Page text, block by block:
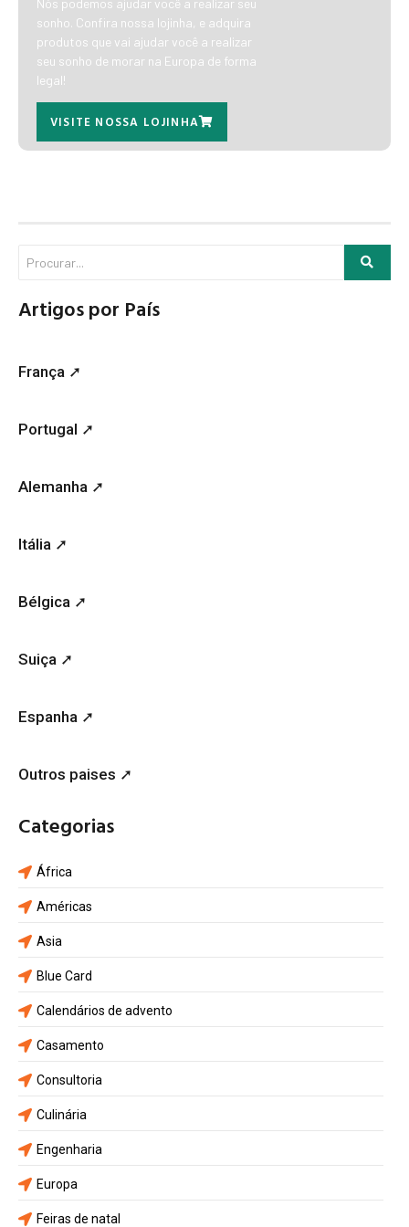
sonho. Confira nossa lojinha, e adquira
produtos que vai ajudar você a realizar
seu sonho de morar na Europa de forma
legal!
VISITE NOSSA LOJINHA
Artigos por País
França ➚
Portugal ➚
Alemanha ➚
Itália ➚
Bélgica ➚
Suiça ➚
Espanha ➚
Outros paises ➚
Categorias
África
Américas
Asia
Blue Card
Calendários de advento
Casamento
Consultoria
Culinária
Engenharia
Europa
Feiras de natal